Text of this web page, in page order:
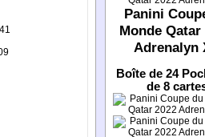
Panini
Monde Qatar
Adrenalyn
Boîte de 24
de 8